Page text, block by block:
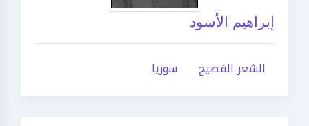
إبراهيم الأسود
الشعر الفصيح سوريا